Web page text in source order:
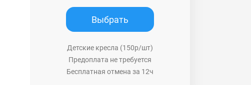
Выбрать
Детские кресла (150р/шт)
Предоплата не требуется
Бесплатная отмена за 12ч